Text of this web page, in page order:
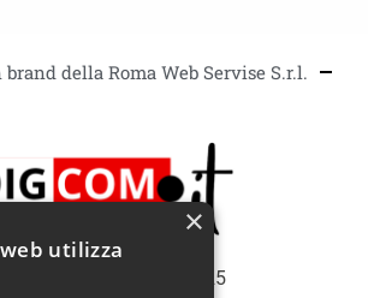
brand della Roma Web Servise S.r.l.
Web Service S.r.l. - 2025
×
utilizza